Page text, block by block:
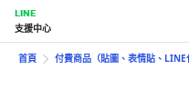
LINE
支援中心
首頁 付費商品（貼圖、表情貼、LINE